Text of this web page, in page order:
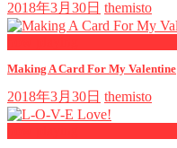
2018年3月30日 themisto
Making A Card For My Valentine
2018年3月30日 themisto